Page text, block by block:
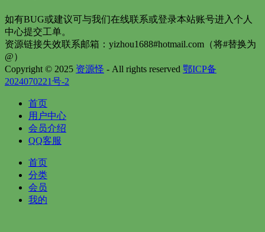
如有BUG或建议可与我们在线联系或登录本站账号进入个人
中心提交工单。
资源链接失效联系邮箱：yizhou1688#hotmail.com（将#替换为
@）
Copyright © 2025 资源怪 - All rights reserved 鄂ICP备
2024070221号-2
首页
用户中心
会员介绍
QQ客服
首页
分类
会员
我的